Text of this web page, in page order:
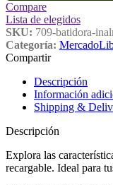
Compare
Lista de elegidos
SKU: 709-batidora-
Categoría:
Compartir
Descripción
Información
Shipping &
Descripción
Explora las
recargable. Ideal para